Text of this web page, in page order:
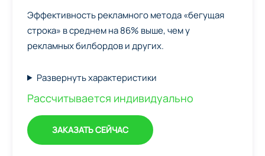
Эффективность рекламного метода «бегущая
строка» в среднем на 86% выше, чем у
рекламных билбордов и других.
Развернуть характеристики
Рассчитывается индивидуально
ЗАКАЗАТЬ СЕЙЧАС